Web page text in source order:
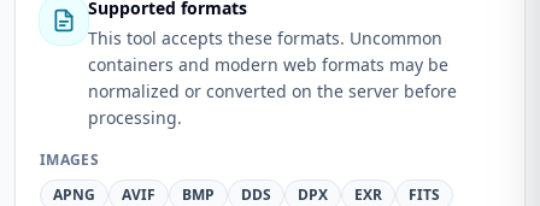
Supported formats
This tool accepts these formats. Uncommon
containers and modern web formats may be
normalized or converted on the server before
processing.
IMAGES
APNG
AVIF BMP DDS DPX EXR
FITS